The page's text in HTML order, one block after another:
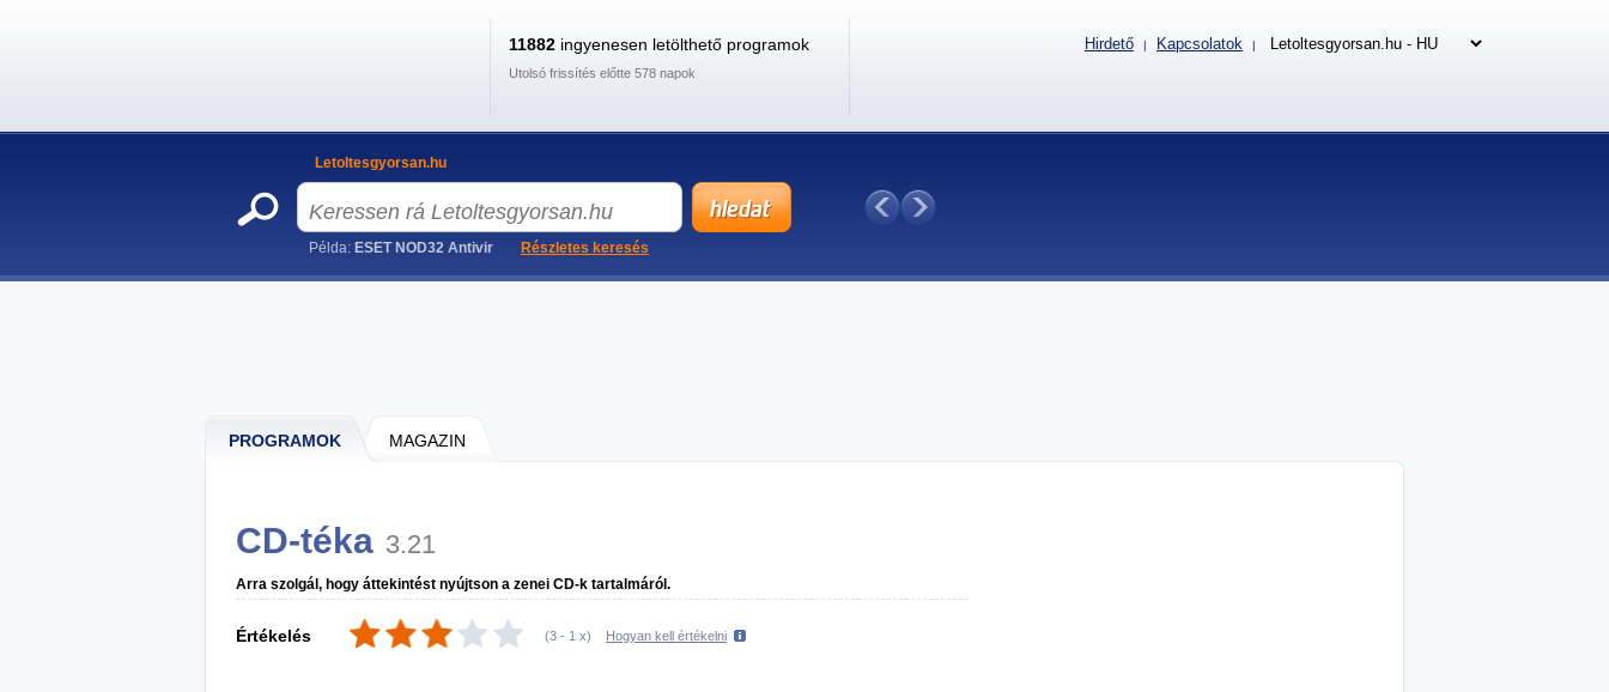
PROGRAMOK MAGAZIN
CD-téka 3.21
Arra szolgál, hogy áttekintést nyújtson a zenei CD-k tartalmáról.
Értékelés (3 - 1 x) Hogyan kell értékelni
11882 ingyenesen letölthető programok
Utolsó frissítés előtte 578 napok
Hirdető | Kapcsolatok |
Letoltesgyorsan.hu
Példa: ESET NOD32 Antivir Részletes keresés